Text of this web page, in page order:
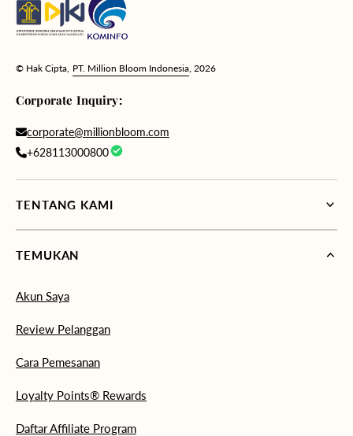
© Hak Cipta, PT. Million Bloom Indonesia , 2026
Corporate Inquiry:
corporate@millionbloom.com
+628113000800
TENTANG KAMI
TEMUKAN
Akun Saya
Review Pelanggan
Cara Pemesanan
Loyalty Points® Rewards
Daftar Affiliate Program